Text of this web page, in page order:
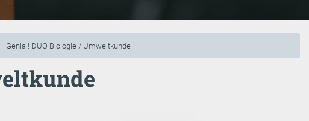
Genial! DUO Biologie / Umweltkunde